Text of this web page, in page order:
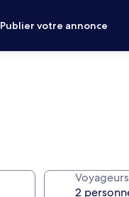
Publier votre annonce
Voyageurs